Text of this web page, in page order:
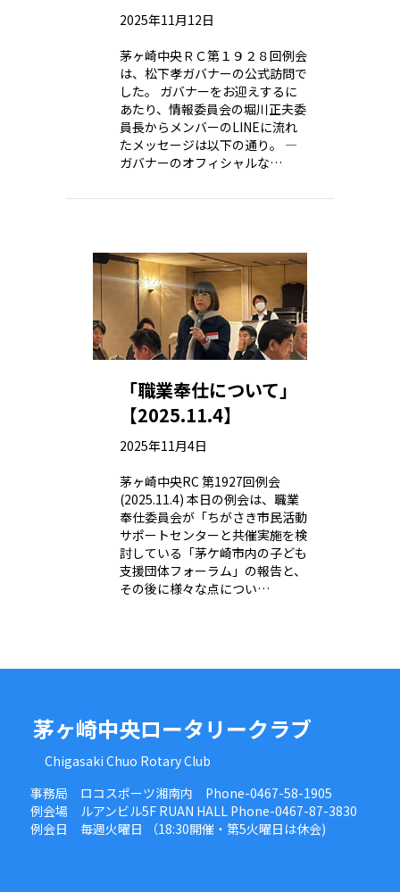
2025年11月12日
茅ヶ崎中央ＲＣ第１９２８回例会
は、松下孝ガバナーの公式訪問で
した。 ガバナーをお迎えするに
あたり、情報委員会の堀川正夫委
員長からメンバーのLINEに流れ
たメッセージは以下の通り。 —
ガバナーのオフィシャルな…
「職業奉仕について」
【2025.11.4】
2025年11月4日
茅ヶ崎中央RC 第1927回例会
(2025.11.4) 本日の例会は、職業
奉仕委員会が「ちがさき市民活動
サポートセンターと共催実施を検
討している「茅ケ崎市内の子ども
支援団体フォーラム」の報告と、
その後に様々な点につい…
茅ヶ崎中央ロータリークラブ
Chigasaki Chuo Rotary Club
事務局 ロコスポーツ湘南内 Phone-0467-58-1905
例会場 ルアンビル5F RUAN HALL Phone-0467-87-3830
例会日 毎週火曜日 （18:30開催・第5火曜日は休会)